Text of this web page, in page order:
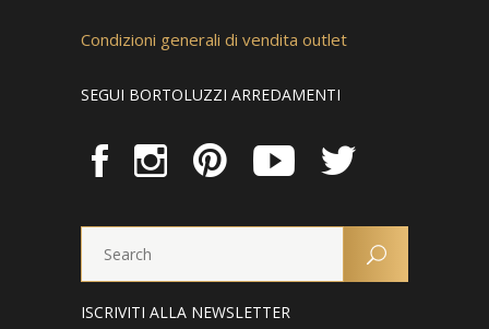
Condizioni generali di vendita outlet
SEGUI BORTOLUZZI ARREDAMENTI
ISCRIVITI ALLA NEWSLETTER